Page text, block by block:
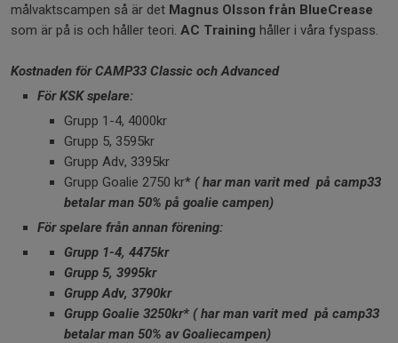
målvaktscampen så är det Magnus Olsson från BlueCrease
som är på is och håller teori. AC Training håller i våra fyspass.
Kostnaden för CAMP33 Classic och Advanced
För KSK spelare:
Grupp 1-4, 4000kr
Grupp 5, 3595kr
Grupp Adv, 3395kr
Grupp Goalie 2750 kr* ( har man varit med på camp33
betalar man 50% på goalie campen)
För spelare från annan förening:
Grupp 1-4, 4475kr
Grupp 5, 3995kr
Grupp Adv, 3790kr
Grupp Goalie 3250kr* ( har man varit med på camp33
betalar man 50% av Goaliecampen)